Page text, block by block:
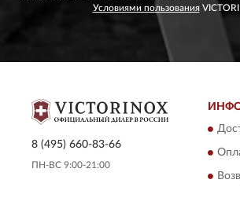
Условиями пользования
8 (495) 660-83-66
ПН-ВС 9:00-21:00